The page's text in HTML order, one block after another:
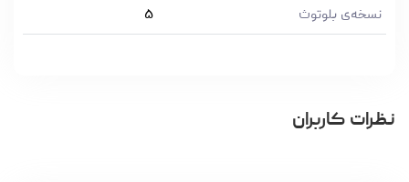
نسخه‌ی بلوتوث
۵
نظرات کاربران